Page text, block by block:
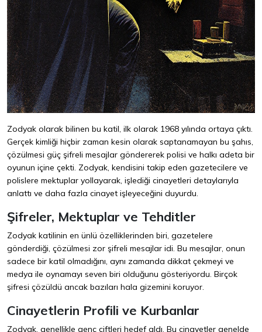
Zodyak olarak bilinen bu katil, ilk olarak 1968 yılında ortaya çıktı.
Gerçek kimliği hiçbir zaman kesin olarak saptanamayan bu şahıs,
çözülmesi güç şifreli mesajlar göndererek polisi ve halkı adeta bir
oyunun içine çekti. Zodyak, kendisini takip eden gazetecilere ve
polislere mektuplar yollayarak, işlediği cinayetleri detaylarıyla
anlattı ve daha fazla cinayet işleyeceğini duyurdu.
Şifreler, Mektuplar ve Tehditler
Zodyak katilinin en ünlü özelliklerinden biri, gazetelere
gönderdiği, çözülmesi zor şifreli mesajlar idi. Bu mesajlar, onun
sadece bir katil olmadığını, aynı zamanda dikkat çekmeyi ve
medya ile oynamayı seven biri olduğunu gösteriyordu. Birçok
şifresi çözüldü ancak bazıları hala gizemini koruyor.
Cinayetlerin Profili ve Kurbanlar
Zodyak, genellikle genç çiftleri hedef aldı. Bu cinayetler genelde